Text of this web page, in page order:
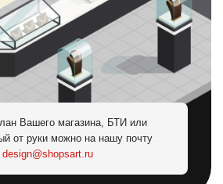
Вашего магазина, БТИ или
от руки можно на нашу почту
design@shopsart.ru